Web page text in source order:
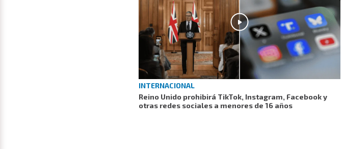
INTERNACIONAL
Reino Unido prohibirá TikTok, Instagram, Facebook y
otras redes sociales a menores de 16 años